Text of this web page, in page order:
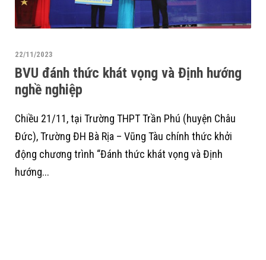
22/11/2023
BVU đánh thức khát vọng và Định hướng
nghề nghiệp
Chiều 21/11, tại Trường THPT Trần Phú (huyện Châu
Đức), Trường ĐH Bà Rịa – Vũng Tàu chính thức khởi
động chương trình “Đánh thức khát vọng và Định
hướng...